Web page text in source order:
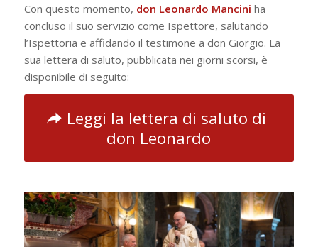
Con questo momento, don Leonardo Mancini ha
concluso il suo servizio come Ispettore, salutando
l’Ispettoria e affidando il testimone a don Giorgio. La
sua lettera di saluto, pubblicata nei giorni scorsi, è
disponibile di seguito:
Leggi la lettera di saluto di
don Leonardo